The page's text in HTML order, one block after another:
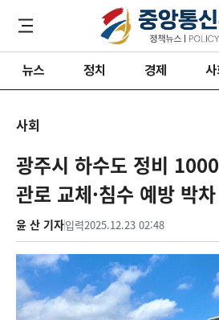
뉴스 정치 경제 사
사회
광주시 하수도 정비
관로 교체·침수 예방 박차
윤 산 기자입력2025.12.23 02:48